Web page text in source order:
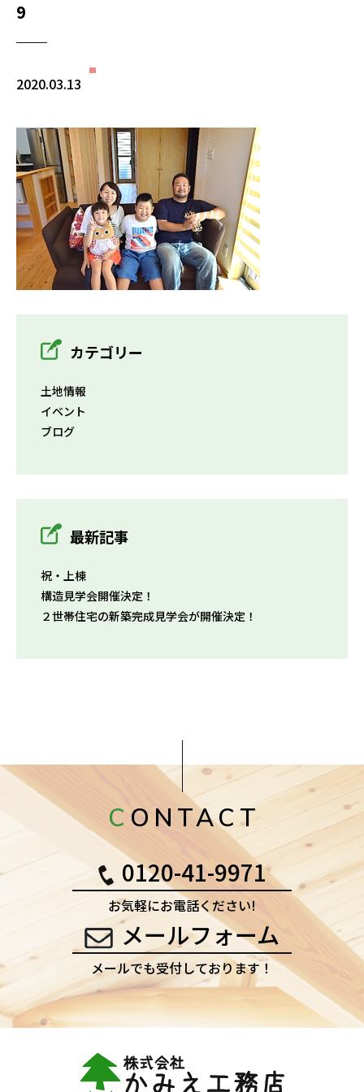
9
2020.03.13
カテゴリー
土地情報
イベント
ブログ
最新記事
祝・上棟
構造見学会開催決定！
２世帯住宅の新築完成見学会が開催決定！
CONTACT
0120-41-9971
お気軽にお電話ください!
メールフォーム
メールでも受付しております！